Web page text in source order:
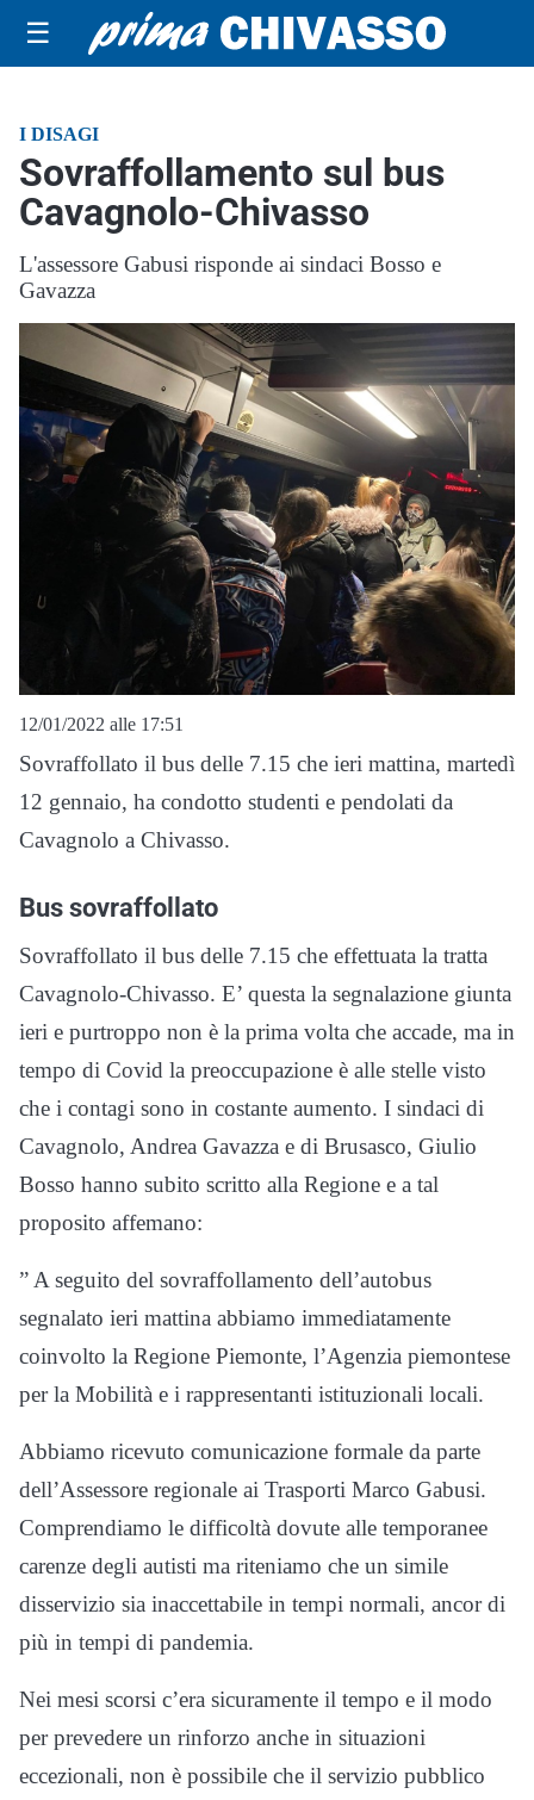
☰
I DISAGI
Sovraffollamento sul bus
Cavagnolo-Chivasso
L'assessore Gabusi risponde ai sindaci Bosso e
Gavazza
12/01/2022 alle 17:51
Sovraffollato il bus delle 7.15 che ieri mattina, martedì
12 gennaio, ha condotto studenti e pendolati da
Cavagnolo a Chivasso.
Bus sovraffollato
Sovraffollato il bus delle 7.15 che effettuata la tratta
Cavagnolo-Chivasso. E’ questa la segnalazione giunta
ieri e purtroppo non è la prima volta che accade, ma in
tempo di Covid la preoccupazione è alle stelle visto
che i contagi sono in costante aumento. I sindaci di
Cavagnolo, Andrea Gavazza e di Brusasco, Giulio
Bosso hanno subito scritto alla Regione e a tal
proposito affemano:
” A seguito del sovraffollamento dell’autobus
segnalato ieri mattina abbiamo immediatamente
coinvolto la Regione Piemonte, l’Agenzia piemontese
per la Mobilità e i rappresentanti istituzionali locali.
Abbiamo ricevuto comunicazione formale da parte
dell’Assessore regionale ai Trasporti Marco Gabusi.
Comprendiamo le difficoltà dovute alle temporanee
carenze degli autisti ma riteniamo che un simile
disservizio sia inaccettabile in tempi normali, ancor di
più in tempi di pandemia.
Nei mesi scorsi c’era sicuramente il tempo e il modo
per prevedere un rinforzo anche in situazioni
eccezionali, non è possibile che il servizio pubblico